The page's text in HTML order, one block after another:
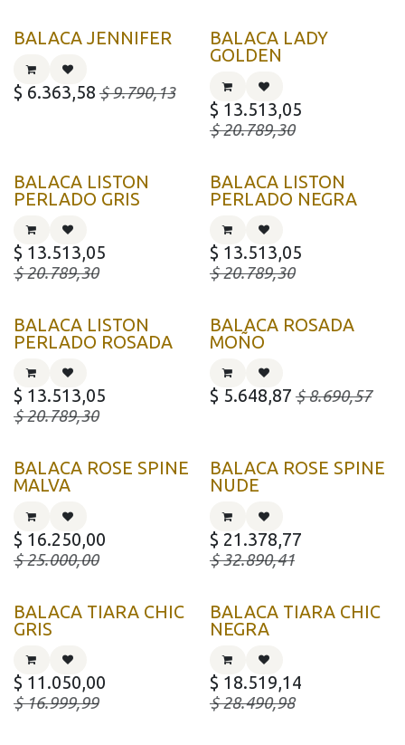
BALACA JENNIFER
$ 6.363,58 $9.790,13
BALACA LADY
GOLDEN
$ 13.513,05
$20.789,30
BALACA LISTON
PERLADO GRIS
$ 13.513,05
$20.789,30
BALACA LISTON
PERLADO NEGRA
$ 13.513,05
$20.789,30
BALACA LISTON
PERLADO ROSADA
$ 13.513,05
$20.789,30
BALACA ROSADA
MOÑO
$ 5.648,87 $8.690,57
BALACA ROSE SPINE
MALVA
$ 16.250,00
$25.000,00
BALACA ROSE SPINE
NUDE
$ 21.378,77
$32.890,41
BALACA TIARA CHIC
GRIS
$ 11.050,00
$16.999,99
BALACA TIARA CHIC
NEGRA
$ 18.519,14
$28.490,98